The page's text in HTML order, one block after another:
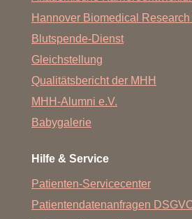
Hannover Biomedical Research
Blutspende-Dienst
Gleichstellung
Qualitätsbericht der MHH
MHH-Alumni e.V.
Babygalerie
Hilfe & Service
Patienten-Servicecenter
Patientendatenanfragen